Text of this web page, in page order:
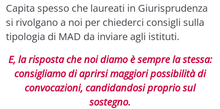
Capita spesso che laureati in Giurisprudenza
si rivolgano a noi per chiederci consigli sulla
tipologia di MAD da inviare agli istituti.
E, la risposta che noi diamo è sempre la stessa:
consigliamo di aprirsi maggiori possibilità di
convocazioni, candidandosi proprio sul
sostegno.